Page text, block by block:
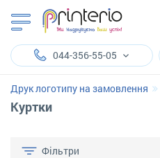
044-356-55-05
Куртки
Друк логотипу на замовлення
Фільтри